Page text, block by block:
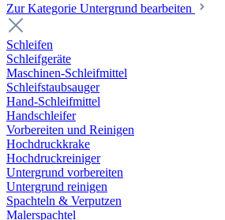
Zur Kategorie Untergrund bearbeiten
Schleifen
Schleifgeräte
Maschinen-Schleifmittel
Schleifstaubsauger
Hand-Schleifmittel
Handschleifer
Vorbereiten und Reinigen
Hochdruckkrake
Hochdruckreiniger
Untergrund vorbereiten
Untergrund reinigen
Spachteln & Verputzen
Malerspachtel